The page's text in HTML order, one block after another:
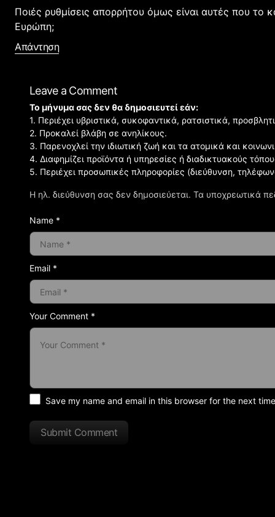
Ποιές ρυθμίσεις απορρήτου όμως είναι αυτές που το
Ευρώπη;
Απάντηση
Leave a Comment
Η ηλ. διεύθυνση σας δεν δημοσιεύεται. Τα υποχρεωτικά
Your Comment *
Το μήνυμα σας δεν θα δημοσιευτεί εάν:
1. Περιέχει υβριστικά, συκοφαντικά, ρατσιστικά,
2. Προκαλεί βλάβη σε ανηλίκους.
3. Παρενοχλεί την ιδιωτική ζωή και τα ατομικά και
4. Διαφημίζει προϊόντα ή υπηρεσίες ή διαδικτυακούς
5. Περιέχει προσωπικές πληροφορίες (διεύθυνση,
Name *
Email *
Save my name and email in this browser for the next
Submit Comment